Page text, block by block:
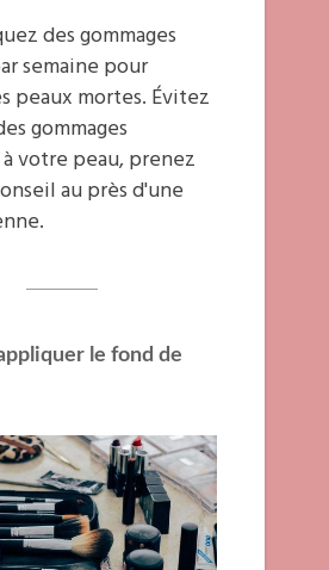
des gommages
semaine pour
peaux mortes. Évitez
gommages
votre peau, prenez
au près d'une
le fond de